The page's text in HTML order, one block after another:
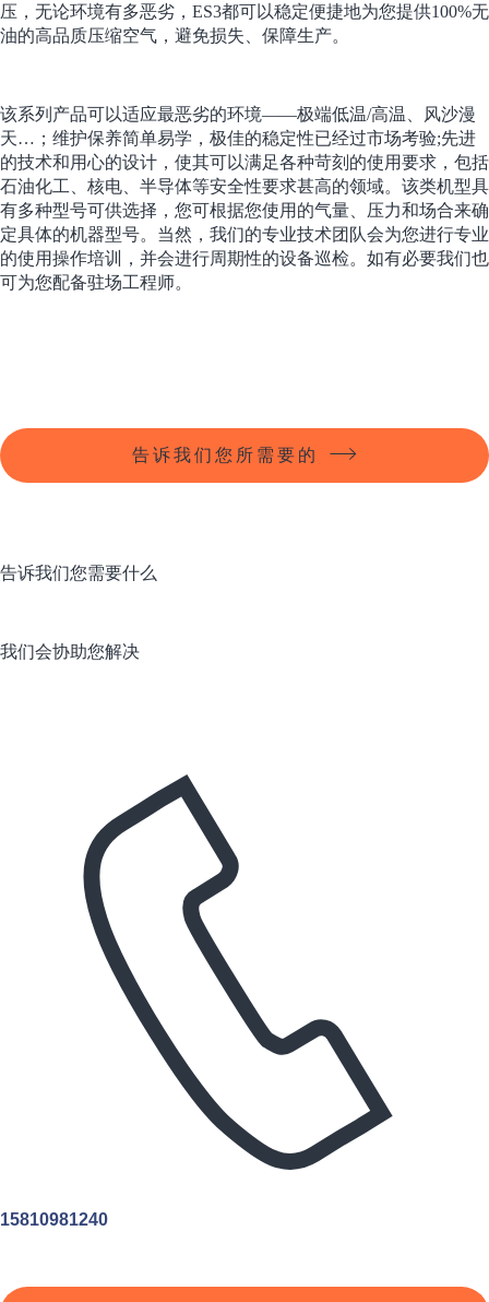
压，无论环境有多恶劣，ES3都可以稳定便捷地为您提供100%无
油的高品质压缩空气，避免损失、保障生产。
该系列产品可以适应最恶劣的环境——极端低温/高温、风沙漫
天…；维护保养简单易学，极佳的稳定性已经过市场考验;先进
的技术和用心的设计，使其可以满足各种苛刻的使用要求，包括
石油化工、核电、半导体等安全性要求甚高的领域。该类机型具
有多种型号可供选择，您可根据您使用的气量、压力和场合来确
定具体的机器型号。当然，我们的专业技术团队会为您进行专业
的使用操作培训，并会进行周期性的设备巡检。如有必要我们也
可为您配备驻场工程师。
告诉我们您所需要的
告诉我们您需要什么
我们会协助您解决
15810981240